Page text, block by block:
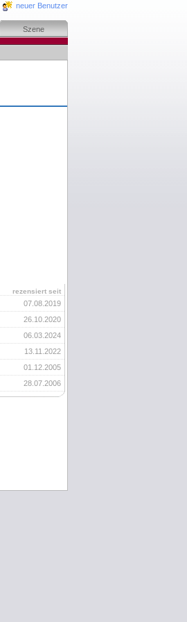
neuer Benutzer
Szene
rezensiert seit
07.08.2019
26.10.2020
06.03.2024
13.11.2022
01.12.2005
28.07.2006